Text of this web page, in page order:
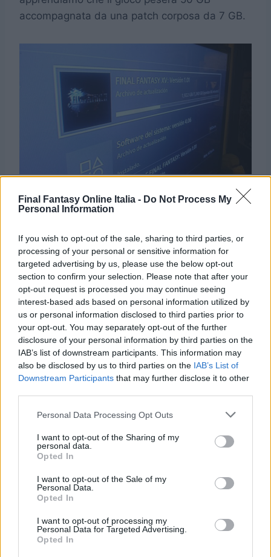
Final Fantasy Online Italia - Do Not Process My
Personal Information
If you wish to opt-out of the sale, sharing to third parties, or
processing of your personal or sensitive information for
targeted advertising by us, please use the below opt-out
section to confirm your selection. Please note that after your
opt-out request is processed you may continue seeing
interest-based ads based on personal information utilized by
us or personal information disclosed to third parties prior to
your opt-out. You may separately opt-out of the further
disclosure of your personal information by third parties on the
IAB’s list of downstream participants. This information may
also be disclosed by us to third parties on the IAB’s List of
Downstream Participants that may further disclose it to other
Personal Data Processing Opt Outs
I want to opt-out of the Sharing of my
personal data.
Opted In
I want to opt-out of the Sale of my
Personal Data.
Opted In
I want to opt-out of processing my
Personal Data for Targeted Advertising.
Opted In
accompagnata da una patch corposa da 7 GB.
Occhio dunque agli eventuali spoiler che
Looks like the preload is happening for Final
Fantasy XV!
pic.twitter.com/gP4ILednvA
2016